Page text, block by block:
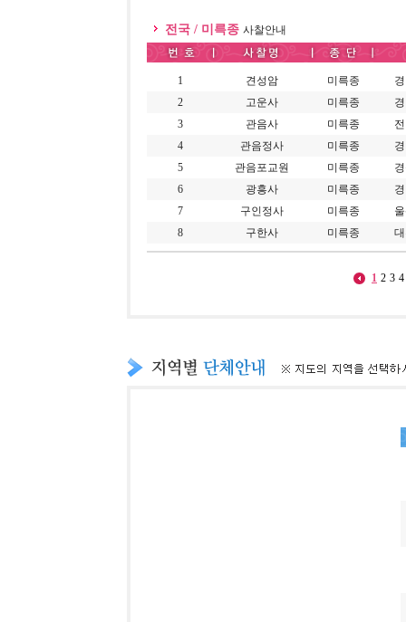
전국 / 미륵종 사찰안내
1 견성암 미륵종
2
고운사 미륵종
3
관음사 미륵종
4
관음정사 미륵종
5
관음포교원 미륵종
6
광흥사 미륵종
7
구인정사 미륵종
8
구한사 미륵종
1 2 3 4